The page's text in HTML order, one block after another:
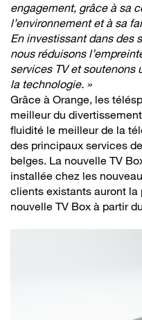
engagement, grâce à sa
l’environnement et à sa
En investissant dans des
nous réduisons
services TV et soutenons
la technologie. »
Grâce à Orange, les
meilleur du
fluidité le meilleur de la
des principaux services
belges. La nouvelle TV
installée chez les
clients existants auront
nouvelle TV Box à partir